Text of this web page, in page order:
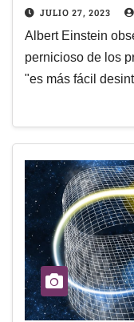
JULIO 27, 2023
Albert Einstein
pernicioso de los
"es más fácil